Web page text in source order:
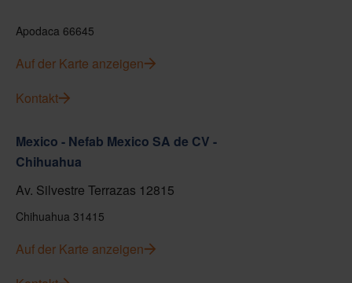
Apodaca 66645
Auf der Karte anzeigen
Kontakt
Mexico - Nefab Mexico SA de CV -
Chihuahua
Av. Silvestre Terrazas 12815
Chihuahua 31415
Auf der Karte anzeigen